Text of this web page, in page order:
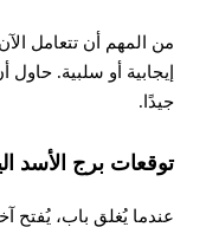
من المهم أن تتعامل
إيجابية أو سلبية.
جيدًا.
توقعات برج الأسد
عندما يُغلق باب، يُفتح